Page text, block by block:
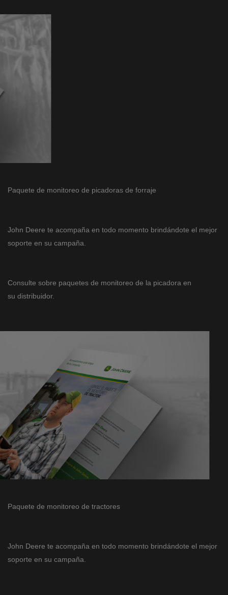
Paquete de monitoreo de picadoras de forraje
John Deere te acompaña en todo momento brindándote el mejor
soporte en su campaña.
Consulte sobre paquetes de monitoreo de la picadora en
su distribuidor.
Paquete de monitoreo de tractores
John Deere te acompaña en todo momento brindándote el mejor
soporte en su campaña.